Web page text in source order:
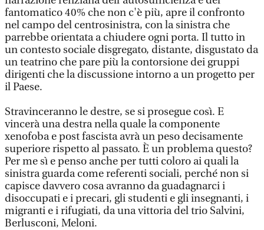
fantomatico 40% che non c'è più, apre il confronto
nel campo del centrosinistra, con la sinistra che
parrebbe orientata a chiudere ogni porta. Il tutto in
un contesto sociale disgregato, distante, disgustato da
un teatrino che pare più la contorsione dei gruppi
dirigenti che la discussione intorno a un progetto per
il Paese.
Stravinceranno le destre, se si prosegue così. E
vincerà una destra nella quale la componente
xenofoba e post fascista avrà un peso decisamente
superiore rispetto al passato. È un problema questo?
Per me sì e penso anche per tutti coloro ai quali la
sinistra guarda come referenti sociali, perché non si
capisce davvero cosa avranno da guadagnarci i
disoccupati e i precari, gli studenti e gli insegnanti, i
migranti e i rifugiati, da una vittoria del trio Salvini,
Berlusconi, Meloni.